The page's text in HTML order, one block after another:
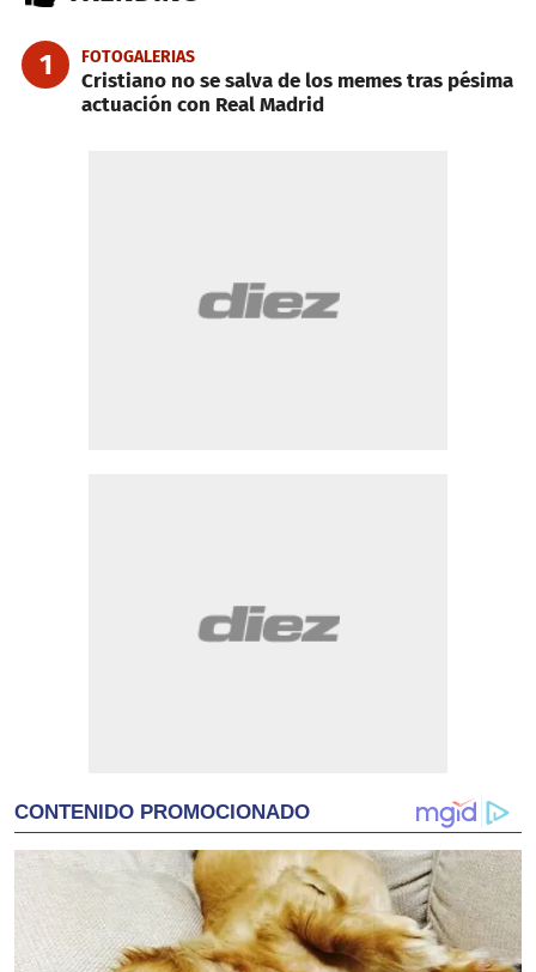
1 FOTOGALERIAS
Cristiano no se salva de los memes tras pésima
actuación con Real Madrid